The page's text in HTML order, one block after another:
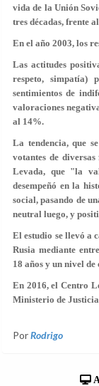
vida de la Unión
tres décadas, frente
En el año 2003, los
Las actitudes
respeto,
sentimientos de
valoraciones
al 14%.
La tendencia, que
votantes de
Levada, que "la
desempeñó en la
social, pasando de
neutral luego, y
El estudio se llevó a
Rusia mediante
18 años y un nivel
En 2016, el Centro
Ministerio de
PorRodrigo